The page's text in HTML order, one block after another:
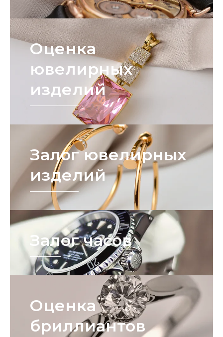
Оценка
ювелирных
изделий
Залог ювелирных
изделий
Залог часов
Оценка
бриллиантов